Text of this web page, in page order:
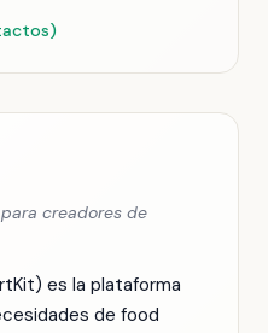
creadores de
es la plataforma
de food